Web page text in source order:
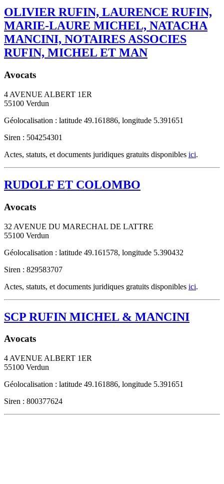
OLIVIER RUFIN, LAURENCE RUFIN,
MARIE-LAURE MICHEL, NATACHA
MANCINI, NOTAIRES ASSOCIES
RUFIN, MICHEL ET MAN
Avocats
4 AVENUE ALBERT 1ER
55100 Verdun
Géolocalisation : latitude 49.161886, longitude 5.391651
Siren : 504254301
Actes, statuts, et documents juridiques gratuits disponibles ici.
RUDOLF ET COLOMBO
Avocats
32 AVENUE DU MARECHAL DE LATTRE
55100 Verdun
Géolocalisation : latitude 49.161578, longitude 5.390432
Siren : 829583707
Actes, statuts, et documents juridiques gratuits disponibles ici.
SCP RUFIN MICHEL & MANCINI
Avocats
4 AVENUE ALBERT 1ER
55100 Verdun
Géolocalisation : latitude 49.161886, longitude 5.391651
Siren : 800377624